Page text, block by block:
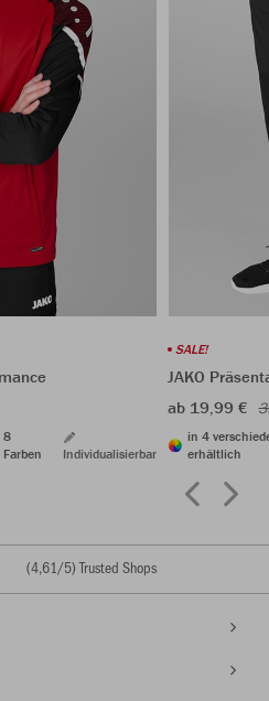
8
Farben
Individualisierbar
SALE!
JAKO
ab 19,99 €
in 4
erhältlich
(4,61/5) Trusted Shops